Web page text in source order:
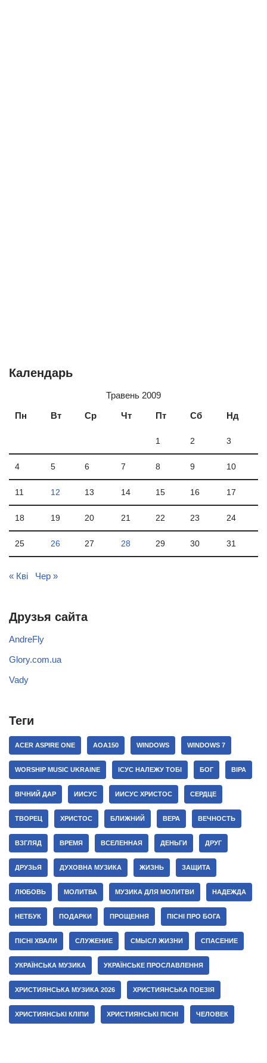
Календарь
Травень 2009
Пн
Вт Ср Чт Пт Сб Нд
1 2 3
4 5 6 7 8 9 10
11 12 13 14 15 16 17
18 19 20 21 22 23 24
25 26 27 28 29 30 31
« Кві Чер »
Друзья сайта
AndreFly
Glory.com.ua
Vady
Теги
ACER ASPIRE ONE AOA150 WINDOWS WINDOWS 7
WORSHIP MUSIC UKRAINE ІСУС НАЛЕЖУ ТОБІ БОГ ВІРА
ВІЧНИЙ ДАР ИИСУС ИИСУС ХРИСТОС СЕРДЦЕ
ТВОРЕЦ ХРИСТОС БЛИЖНИЙ ВЕРА ВЕЧНОСТЬ
ВЗГЛЯД ВРЕМЯ ВСЕЛЕННАЯ ДЕНЬГИ ДРУГ
ДРУЗЬЯ ДУХОВНА МУЗИКА ЖИЗНЬ ЗАЩИТА
ЛЮБОВЬ МОЛИТВА МУЗИКА ДЛЯ МОЛИТВИ НАДЕЖДА
НЕТБУК ПОДАРКИ ПРОЩЕННЯ ПІСНІ ПРО БОГА
ПІСНІ ХВАЛИ СЛУЖЕНИЕ СМЫСЛ ЖИЗНИ СПАСЕНИЕ
УКРАЇНСЬКА МУЗИКА УКРАЇНСЬКЕ ПРОСЛАВЛЕННЯ
ХРИСТИЯНСЬКА МУЗИКА 2026 ХРИСТИЯНСЬКА ПОЕЗІЯ
ХРИСТИЯНСЬКІ КЛІПИ ХРИСТИЯНСЬКІ ПІСНІ ЧЕЛОВЕК